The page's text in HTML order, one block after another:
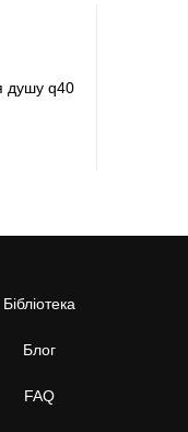
душу q40
Бібліотека
Блог
FAQ